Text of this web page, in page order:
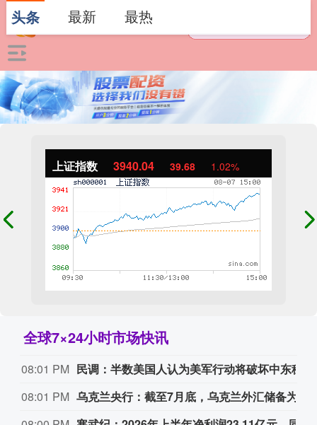
上证指数 3940.04 39.68 1.02%
全球7×24小时市场快讯
08:01 PM
08:01 PM
头条 最新 最热